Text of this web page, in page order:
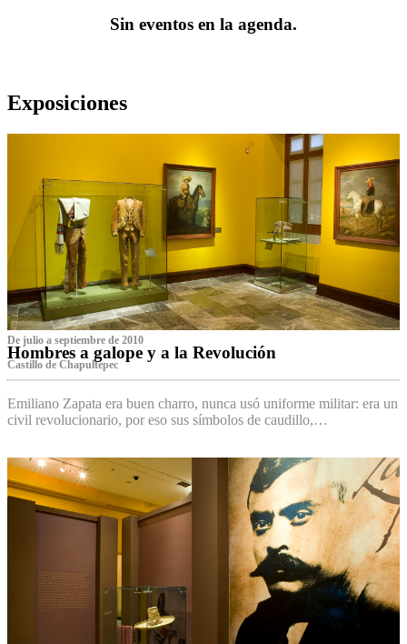
Sin eventos en la agenda.
Exposiciones
De julio a septiembre de 2010
Hombres a galope y a la Revolución
Castillo de Chapultepec
Emiliano Zapata era buen charro, nunca usó uniforme militar: era un
civil revolucionario, por eso sus símbolos de caudillo,…